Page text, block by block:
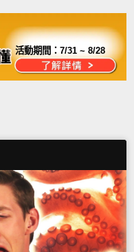
活動期間：7/31 ~ 8/28